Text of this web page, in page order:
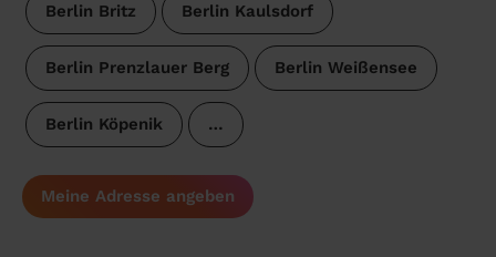
Berlin Britz Berlin Kaulsdorf
Berlin Prenzlauer Berg Berlin Weißensee
Berlin Köpenik …
Meine Adresse angeben